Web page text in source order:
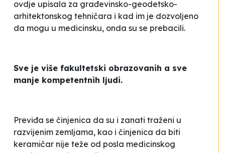
ovdje upisala za građevinsko-geodetsko-
arhitekto­nskog tehničara i kad im je dozvoljeno
da mogu u medicinsku, onda su se prebacili.
Sve je više fakultetski obrazovanih a sve
manje kompetentnih ljudi.
Previđa se činjenica da su i zanati traženi u
razvijenim zemljama, kao i činjenica da biti
keramičar nije teže od posla medicinskog